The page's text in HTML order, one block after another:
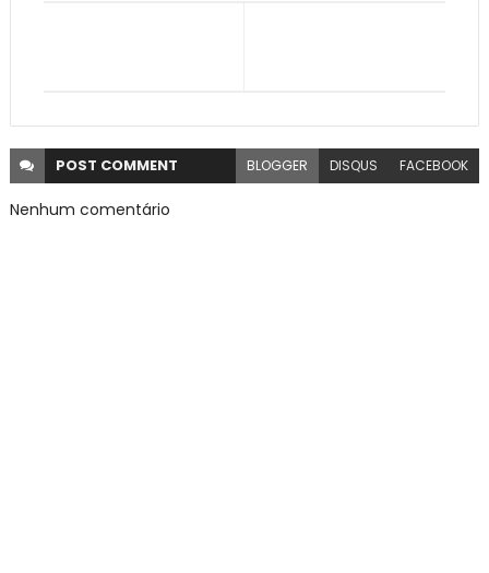
POST COMMENT BLOGGER DISQUS FACEBOOK
Nenhum comentário